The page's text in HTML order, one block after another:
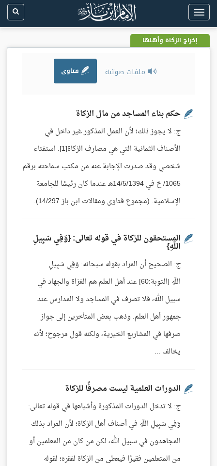
Toggle
navigation
إخراج الزكاة وأهلها
ملفات صوتية فتاوى
حكم بناء المساجد من مال الزكاة
ج: لا يجوز ذلك؛ لأن العمل المذكور غير داخل في
الأصناف الثمانية التي هي مصارف الزكاة[1]. استفتاء
شخصي وقد صدرت الإجابة عنه من مكتب سماحته برقم
1065/ خ في 14/5/1394هـ عندما كان رئيسًا للجامعة
الإسلامية. (مجموع فتاوى ومقالات ابن باز 14/297).
المستحقون للزكاة في قوله تعالى: {وَفِي سَبِيلِ
اللّهِ}
ج: الصحيح أن المراد بقوله سبحانه: وَفِي سَبِيلِ
اللّهِ [التوبة:60] عند أهل العلم هم الغزاة والجهاد في
سبيل الله، فلا تصرف في المساجد ولا المدارس عند
جمهور أهل العلم. وذهب بعض المتأخرين إلى جواز
صرفها في المشاريع الخيرية، ولكنه قول مرجوح؛ لأنه
يخالف ...
الدورات العلمية ليست مصرفًا للزكاة
ج: لا تدخل الدورات المذكورة وأشباهها في قوله تعالى:
وَفِي سَبِيلِ اللّهِ في أصناف أهل الزكاة؛ لأن المراد بذلك
المجاهدون في سبيل الله، لكن من كان من المعلمين أو
من المتعلمين فقيرًا فيعطى من الزكاة لفقره؛ لقوله